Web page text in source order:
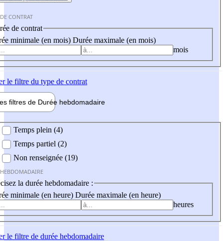
CONTRAT
de contrat
minimale (en mois) Durée maximale (en mois)
mois
le filtre du type de contrat
filtres de Durée hebdomadaire
Temps plein (4)
Temps partiel (2)
Non renseignée (19)
la durée hebdomadaire :
minimale (en heure) Durée maximale (en heure)
heures
le filtre de durée hebdomadaire